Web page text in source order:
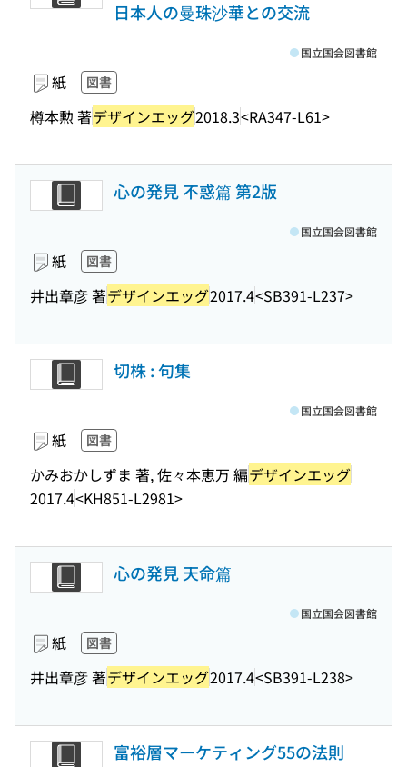
日本人の曼珠沙華との交流
紙 図書
樽本勲 著デザインエッグ2018.3<RA347-L61>
国立国会図書館
心の発見 不惑篇 第2版
紙 図書
井出章彦 著デザインエッグ2017.4<SB391-L237>
国立国会図書館
切株 : 句集
紙 図書
かみおかしずま 著, 佐々本恵万 編デザインエッグ
2017.4<KH851-L2981>
国立国会図書館
心の発見 天命篇
紙 図書
井出章彦 著デザインエッグ2017.4<SB391-L238>
国立国会図書館
富裕層マーケティング55の法則